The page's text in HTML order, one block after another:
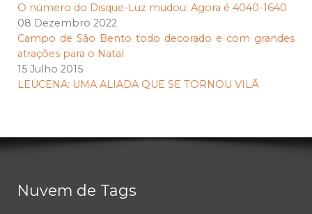
O número do Disque-Luz mudou: Agora é 4040-1640
08 Dezembro 2022
Campo de São Bento todo decorado e com grandes
atrações para o Natal
15 Julho 2015
LEUCENA: UMA ALIADA QUE SE TORNOU VILÃ
Nuvem de Tags